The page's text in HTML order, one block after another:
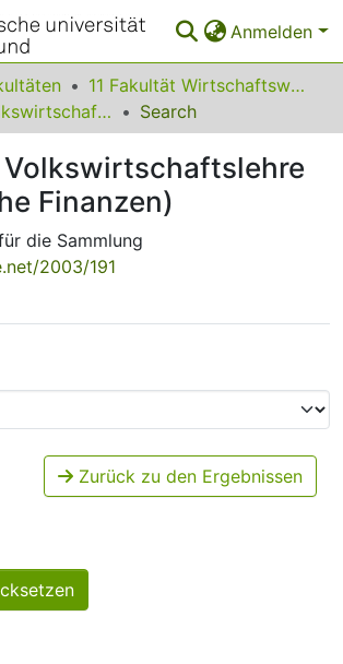
Anmelden
11 Fakultät Wirtschaftswissenschaften
Lehrstuhl Volkswirtschaftslehre (Öffentliche Finanzen)
Search
Finanzen)
die Sammlung
2003/191
Zurück zu den Ergebnissen